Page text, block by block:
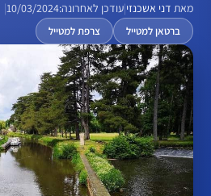
מאת דני אשכנזי|עודכן לאחרונה:10/03/2024
|
ברטאן למטייל צרפת למטייל